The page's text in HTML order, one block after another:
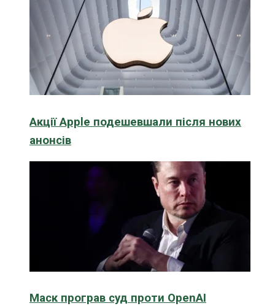
Акції Apple подешевшали після нових
анонсів
Маск програв суд проти OpenAI